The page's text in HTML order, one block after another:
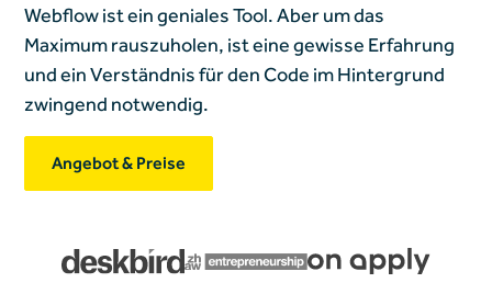
Webflow ist ein geniales Tool. Aber um das
Maximum rauszuholen, ist eine gewisse Erfahrung
und ein Verständnis für den Code im Hintergrund
zwingend notwendig.
Angebot & Preise